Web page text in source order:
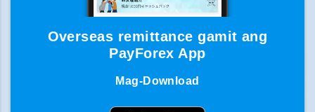
Overseas remittance gamit ang
PayForex App
Mag-Download